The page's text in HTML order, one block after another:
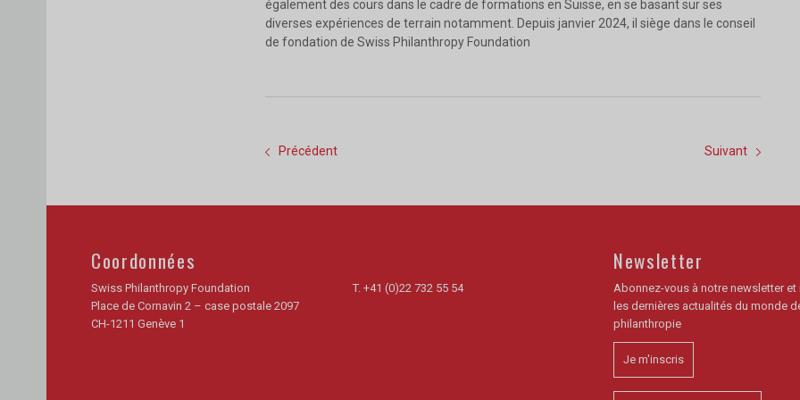
également des cours dans le cadre de formations en Suisse, en se basant sur ses
diverses expériences de terrain notamment. Depuis janvier 2024, il siège dans le conseil
de fondation de Swiss Philanthropy Foundation
Précédent Suivant
Coordonnées
Swiss Philanthropy Foundation
Place de Cornavin 2 – case postale 2097
CH-1211 Genève 1
T. +41 (0)22 732 55 54
Newsletter
Abonnez-vous à notre newsletter et
les dernières actualités du monde
philanthropie
Je m'inscris